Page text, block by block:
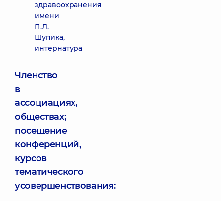
здравоохранения
имени
П.Л.
Шупика,
интернатура
Членство
в
ассоциациях,
обществах;
посещение
конференций,
курсов
тематического
усовершенствования: